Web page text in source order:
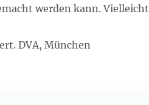
werden kann. Vielleicht
DVA, München